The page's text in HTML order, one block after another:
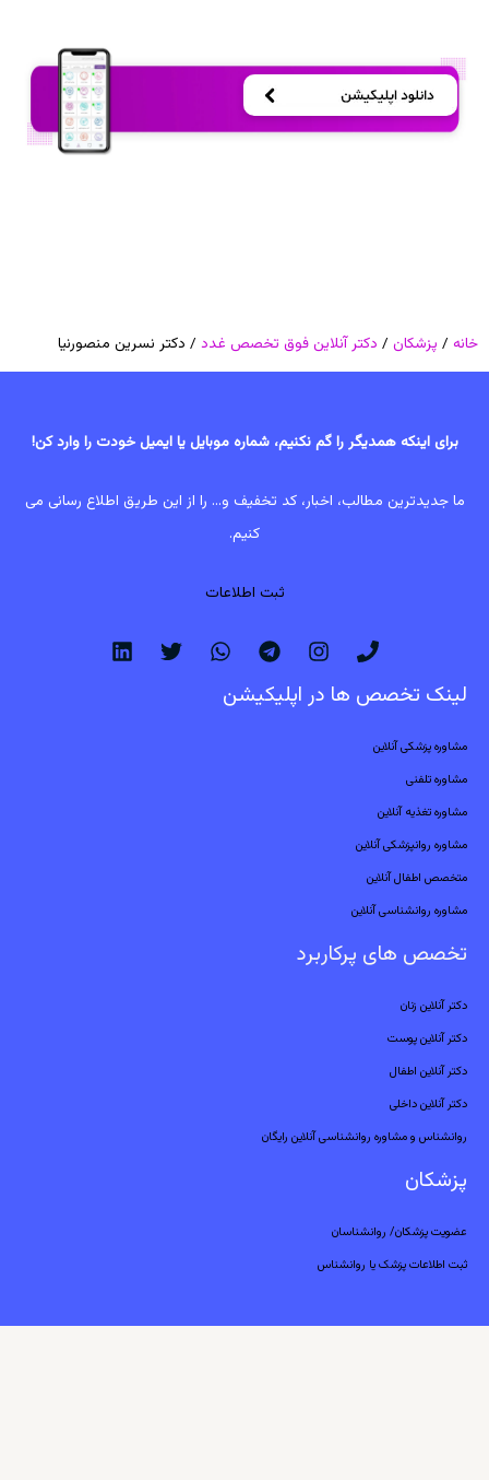
خانه / پزشکان / دکتر آنلاین فوق تخصص غدد / دکتر نسرین منصورنیا
برای اینکه همدیگر را گم نکنیم، شماره موبایل یا ایمیل خودت را وارد کن!
ما جدیدترین مطالب، اخبار، کد تخفیف و... را از این طریق اطلاع رسانی می
کنیم.
ثبت اطلاعات
لینک تخصص ها در اپلیکیشن
مشاوره پزشکی آنلاین
مشاوره تلفنی
مشاوره تغذیه آنلاین
مشاوره روانپزشکی آنلاین
متخصص اطفال آنلاین
مشاوره روانشناسی آنلاین
تخصص های پرکاربرد
دکتر آنلاین زنان
دکتر آنلاین پوست
دکتر آنلاین اطفال
دکتر آنلاین داخلی
روانشناس و مشاوره روانشناسی آنلاین رایگان
پزشکان
عضویت پزشکان/ روانشناسان
ثبت اطلاعات پزشک یا روانشناس